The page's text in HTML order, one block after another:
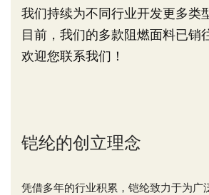
我们持续为不同行业开发更多类
目前，我们的多款阻燃面料已销
欢迎您联系我们！
铠纶的创立理念
凭借多年的行业积累，铠纶致力于为广